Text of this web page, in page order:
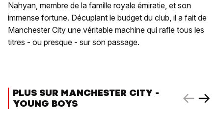
Nahyan, membre de la famille royale émiratie, et son
immense fortune. Décuplant le budget du club, il a fait de
Manchester City une véritable machine qui rafle tous les
titres - ou presque - sur son passage.
PLUS SUR MANCHESTER CITY -
YOUNG BOYS